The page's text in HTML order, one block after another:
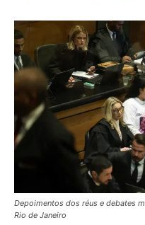
Depoimentos dos réus e debates
Rio de Janeiro